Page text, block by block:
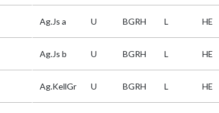
Ag.Js a U BGRH L HE
Ag.Js b U BGRH L HE
Ag.KellGr U BGRH L HE